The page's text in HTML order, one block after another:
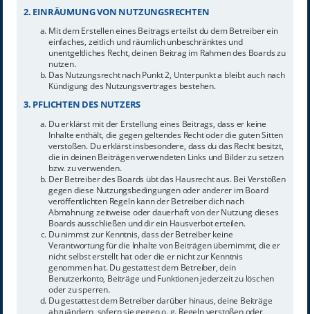
2. EINRÄUMUNG VON NUTZUNGSRECHTEN
Mit dem Erstellen eines Beitrags erteilst du dem Betreiber ein
einfaches, zeitlich und räumlich unbeschränktes und
unentgeltliches Recht, deinen Beitrag im Rahmen des Boards zu
nutzen.
Das Nutzungsrecht nach Punkt 2, Unterpunkt a bleibt auch nach
Kündigung des Nutzungsvertrages bestehen.
3. PFLICHTEN DES NUTZERS
Du erklärst mit der Erstellung eines Beitrags, dass er keine
Inhalte enthält, die gegen geltendes Recht oder die guten Sitten
verstoßen. Du erklärst insbesondere, dass du das Recht besitzt,
die in deinen Beiträgen verwendeten Links und Bilder zu setzen
bzw. zu verwenden.
Der Betreiber des Boards übt das Hausrecht aus. Bei Verstößen
gegen diese Nutzungsbedingungen oder anderer im Board
veröffentlichten Regeln kann der Betreiber dich nach
Abmahnung zeitweise oder dauerhaft von der Nutzung dieses
Boards ausschließen und dir ein Hausverbot erteilen.
Du nimmst zur Kenntnis, dass der Betreiber keine
Verantwortung für die Inhalte von Beiträgen übernimmt, die er
nicht selbst erstellt hat oder die er nicht zur Kenntnis
genommen hat. Du gestattest dem Betreiber, dein
Benutzerkonto, Beiträge und Funktionen jederzeit zu löschen
oder zu sperren.
Du gestattest dem Betreiber darüber hinaus, deine Beiträge
abzuändern, sofern sie gegen o. g. Regeln verstoßen oder